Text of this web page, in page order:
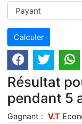
Résultat
pendant 5
Gagnant : V.T